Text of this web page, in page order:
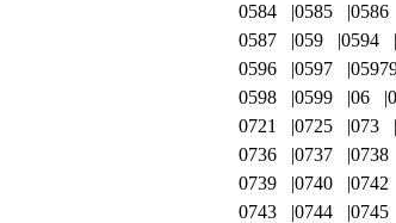
0584
0585
0586
0587
059 0594
0596
0597
0598
0599 06
0721
0725 073
0736
0737
0738
0739
0740
0742
0743
0744
0745